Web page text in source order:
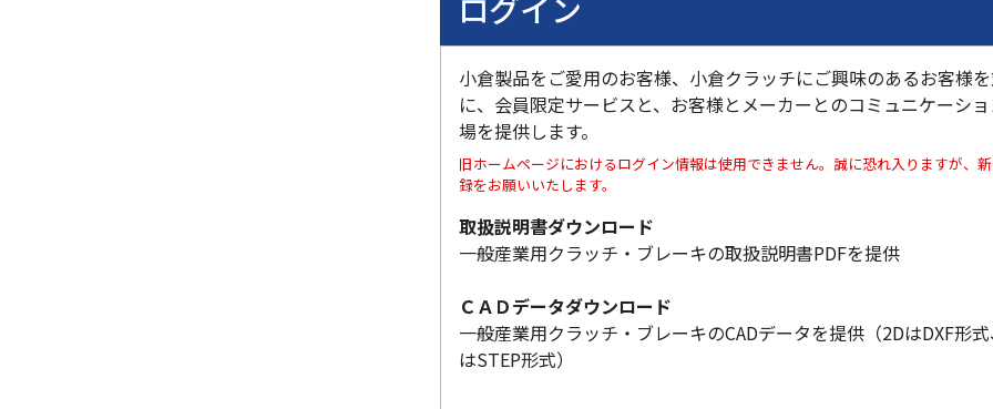
ログイン
小倉製品をご愛用のお客様、小倉クラッチにご興味のあるお客様
に、会員限定サービスと、お客様とメーカーとのコミュニケーシ
場を提供します。
旧ホームページにおけるログイン情報は使用できません。誠に恐れ入りますが、
録をお願いいたします。
取扱説明書ダウンロード
一般産業用クラッチ・ブレーキの取扱説明書PDFを提供
ＣＡＤデータダウンロード
一般産業用クラッチ・ブレーキのCADデータを提供（2DはDXF形
はSTEP形式）